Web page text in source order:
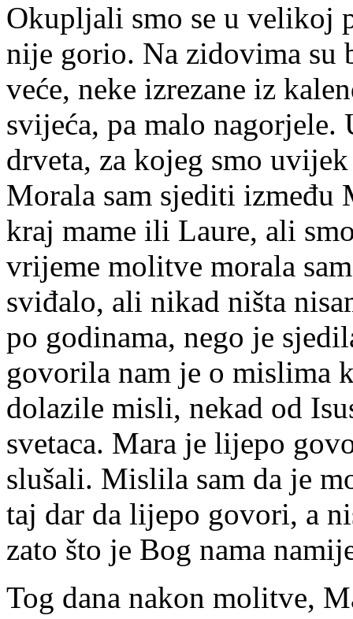
Okupljali smo se u velikoj
nije gorio. Na zidovima su
veće, neke izrezane iz
svijeća, pa malo
drveta, za kojeg smo
Morala sam sjediti
kraj mame ili Laure, ali
vrijeme molitve morala
sviđalo, ali nikad ništa
po godinama, nego je
govorila nam je o mislima
dolazile misli, nekad od
svetaca. Mara je lijepo
slušali. Mislila sam da je
taj dar da lijepo govori, a
zato što je Bog nama
Tog dana nakon molitve,